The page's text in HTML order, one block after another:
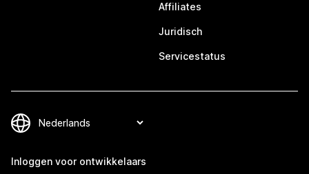
Affiliates
Juridisch
Servicestatus
Inloggen voor ontwikkelaars